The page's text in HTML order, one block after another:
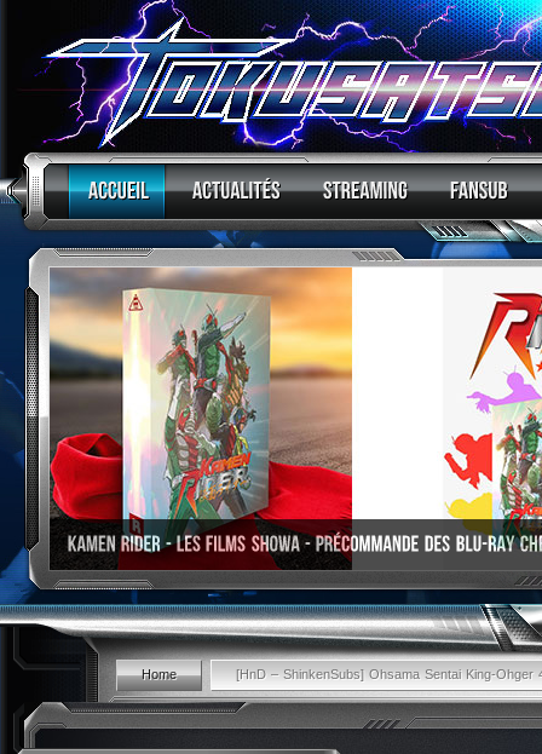
Home [HnD – ShinkenSubs] Ohsama Sentai King-Ohger